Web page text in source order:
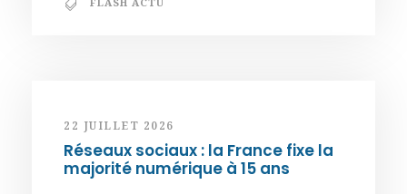
22 JUILLET 2026
Réseaux sociaux : la France fixe la
majorité numérique à 15 ans